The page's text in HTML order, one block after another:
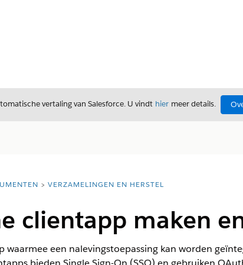
vertaling van Salesforce. U vindt hier meer details.
VERZAMELINGEN EN HERSTEL
clientapp maken
waarmee een nalevingstoepassing kan worden